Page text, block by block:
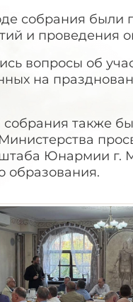
собрания
и проведения
вопросы об
на
собрания также
Юнармии г.
образования.